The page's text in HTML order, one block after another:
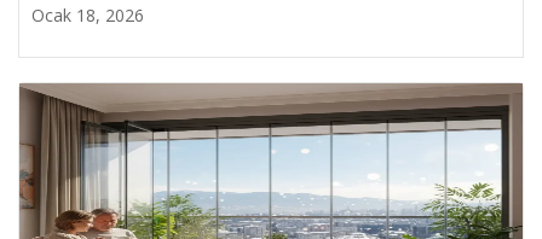
Ocak 18, 2026